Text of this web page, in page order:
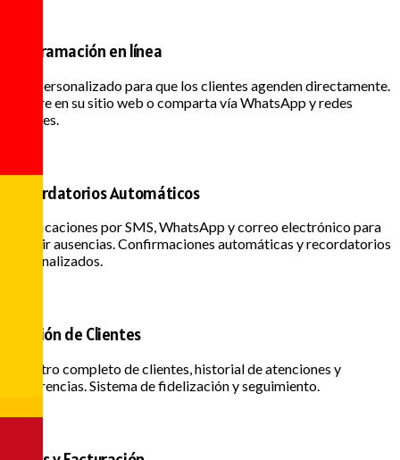
Programación en línea
Link personalizado para que los clientes agenden directamente.
Integre en su sitio web o comparta vía WhatsApp y redes
sociales.
Recordatorios Automáticos
Notificaciones por SMS, WhatsApp y correo electrónico para
reducir ausencias. Confirmaciones automáticas y recordatorios
personalizados.
Gestión de Clientes
Registro completo de clientes, historial de atenciones y
preferencias. Sistema de fidelización y seguimiento.